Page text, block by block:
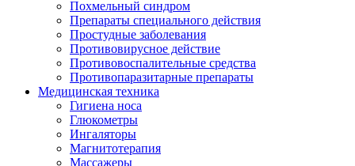
Похмельный синдром
Препараты специального действия
Простудные заболевания
Противовирусное действие
Противовоспалительные средства
Противопаразитарные препараты
Медицинская техника
Гигиена носа
Глюкометры
Ингаляторы
Магнитотерапия
Массажеры